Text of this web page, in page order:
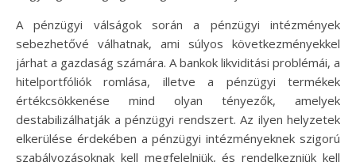
A pénzügyi válságok során a pénzügyi intézmények
sebezhetővé válhatnak, ami súlyos következményekkel
járhat a gazdaság számára. A bankok likviditási problémái, a
hitelportfóliók romlása, illetve a pénzügyi termékek
értékcsökkenése mind olyan tényezők, amelyek
destabilizálhatják a pénzügyi rendszert. Az ilyen helyzetek
elkerülése érdekében a pénzügyi intézményeknek szigorú
szabályozásoknak kell megfelelniük, és rendelkezniük kell